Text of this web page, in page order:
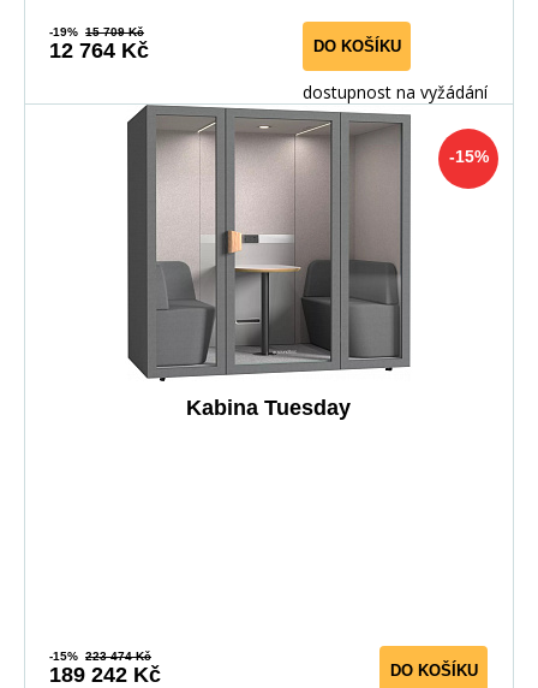
-19% 15 709 Kč
12 764 Kč DO KOŠÍKU
dostupnost na vyžádání
-15%
Kabina Tuesday
-15% 223 474 Kč
189 242 Kč DO KOŠÍKU